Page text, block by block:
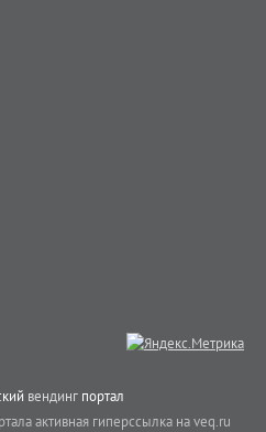
вендинг портал
активная гиперссылка на veq.ru